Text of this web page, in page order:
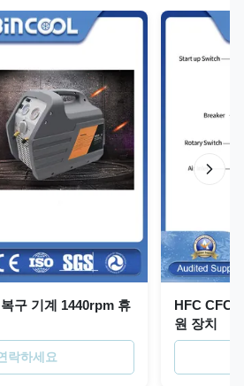
구 기계 1440rpm 휴
락하세요
HFC CFC
원 장치